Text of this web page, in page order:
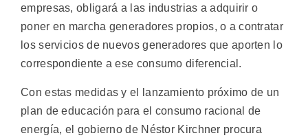
empresas, obligará a las industrias a adquirir o
poner en marcha generadores propios, o a contratar
los servicios de nuevos generadores que aporten lo
correspondiente a ese consumo diferencial.
Con estas medidas y el lanzamiento próximo de un
plan de educación para el consumo racional de
energía, el gobierno de Néstor Kirchner procura